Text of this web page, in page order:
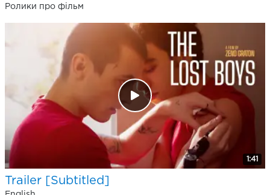
Ролики про фільм
1:41
Trailer [Subtitled]